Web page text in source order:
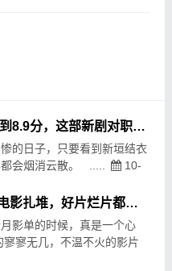
才出一集就飙到8.9分，这部新剧对职场人来说，太扎心了！
的日子，只要看到新垣结衣
会烟消云散。 .....
10-
8月影单|本月电影扎堆，好片烂片都帮你划线了！
影单的时候，真是一个心
寥寥无几，不温不火的影片